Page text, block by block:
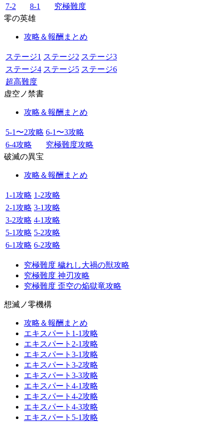
7-2
8-1
究極難度
零の英雄
攻略＆報酬まとめ
ステージ1 ステージ2 ステージ3
ステージ4 ステージ5 ステージ6
超高難度
虚空ノ禁書
攻略＆報酬まとめ
5-1〜2攻略 6-1〜3攻略
6-4攻略
究極難度攻略
破滅の異宝
攻略＆報酬まとめ
1-1攻略 1-2攻略
2-1攻略 3-1攻略
3-2攻略 4-1攻略
5-1攻略 5-2攻略
6-1攻略 6-2攻略
究極難度 穢れし大禍の獣攻略
究極難度 神刃攻略
究極難度 歪空の焔獄竜攻略
想滅ノ零機構
攻略＆報酬まとめ
エキスパート1-1攻略
エキスパート2-1攻略
エキスパート3-1攻略
エキスパート3-2攻略
エキスパート3-3攻略
エキスパート4-1攻略
エキスパート4-2攻略
エキスパート4-3攻略
エキスパート5-1攻略